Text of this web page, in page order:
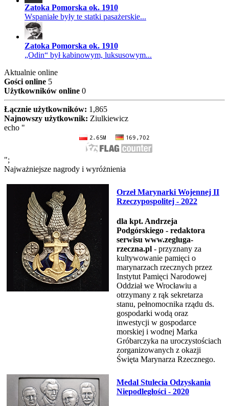
Zatoka Pomorska ok. 1910
Wspaniałe były te statki pasażerskie...
Zatoka Pomorska ok. 1910
„Odin“ był kabinowym, luksusowym...
Aktualnie online
Gości online 5
Użytkowników online 0
Łącznie użytkowników: 1,865
Najnowszy użytkownik: Ziulkiewicz
echo "
";
Najważniejsze nagrody i wyróżnienia
Orzeł Marynarki Wojennej II
Rzeczypospolitej - 2022
dla kpt. Andrzeja
Podgórskiego - redaktora
serwisu www.zegluga-
rzeczna.pl - przyznany za
kultywowanie pamięci o
marynarzach rzecznych przez
Instytut Pamięci Narodowej
Oddział we Wrocławiu a
otrzymany z rąk sekretarza
stanu, pełnomocnika rządu ds.
gospodarki wodą oraz
inwestycji w gospodarce
morskiej i wodnej Marka
Gróbarczyka na uroczystościach
zorganizowanych z okazji
Święta Marynarza Rzecznego.
Medal Stulecia Odzyskania
Niepodległości - 2020